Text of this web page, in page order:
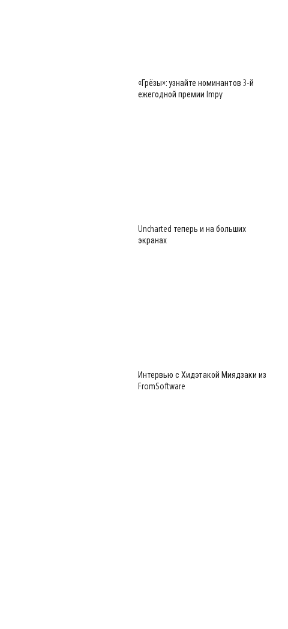
«Грёзы»: узнайте номинантов 3-й
ежегодной премии Impy
Uncharted теперь и на больших
экранах
Интервью с Хидэтакой Миядзаки из
FromSoftware